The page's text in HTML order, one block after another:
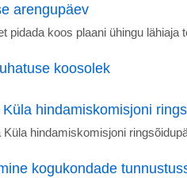
arengupäev
pidada koos plaani ühingu lähiaja
koosolek
hindamiskomisjoni
hindamiskomisjoni
kogukondade